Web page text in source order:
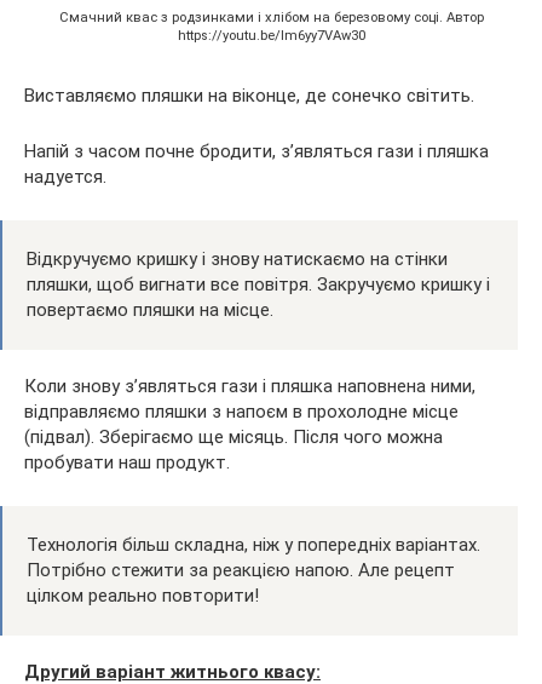
Смачний квас з родзинками і хлібом на березовому соці. Автор
https://youtu.be/lm6yy7VAw30
Виставляємо пляшки на віконце, де сонечко світить.
Напій з часом почне бродити, з’являться гази і пляшка
надуется.
Відкручуємо кришку і знову натискаємо на стінки
пляшки, щоб вигнати все повітря. Закручуємо кришку і
повертаємо пляшки на місце.
Коли знову з’являться гази і пляшка наповнена ними,
відправляємо пляшки з напоєм в прохолодне місце
(підвал). Зберігаємо ще місяць. Після чого можна
пробувати наш продукт.
Технологія більш складна, ніж у попередніх варіантах.
Потрібно стежити за реакцією напою. Але рецепт
цілком реально повторити!
Другий варіант житнього квасу: